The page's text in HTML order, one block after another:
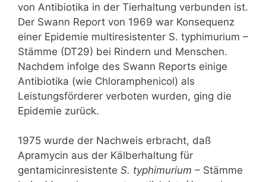
von Antibiotika in der Tierhaltung verbunden ist.
Der Swann Report von 1969 war Konsequenz
einer Epidemie multiresistenter S. typhimurium –
Stämme (DT29) bei Rindern und Menschen.
Nachdem infolge des Swann Reports einige
Antibiotika (wie Chloramphenicol) als
Leistungsförderer verboten wurden, ging die
Epidemie zurück.
1975 wurde der Nachweis erbracht, daß
Apramycin aus der Kälberhaltung für
gentamicinresistente S. typhimurium – Stämme